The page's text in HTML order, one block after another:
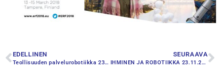
EDELLINEN
Teollisuuden palvelurobotiikka 23.11.2017 Vantaa
SEURAAVA
IHMINEN JA ROBOTIIKKA 23.11.2017, Myyrmäki